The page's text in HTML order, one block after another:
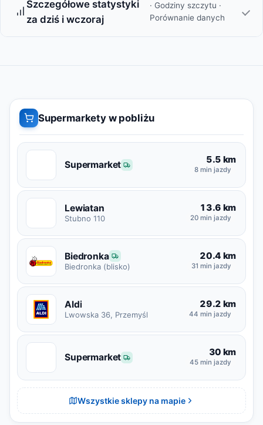
Szczegółowe statystyki
za dziś i wczoraj
· Godziny szczytu ·
Porównanie danych
Supermarkety w pobliżu
Supermarket 5.5 km
8 min jazdy
Lewiatan
Stubno 110
13.6 km
20 min jazdy
Biedronka
Biedronka (blisko)
20.4 km
31 min jazdy
Aldi
Lwowska 36, Przemyśl
29.2 km
44 min jazdy
Supermarket 30 km
45 min jazdy
Wszystkie sklepy na mapie